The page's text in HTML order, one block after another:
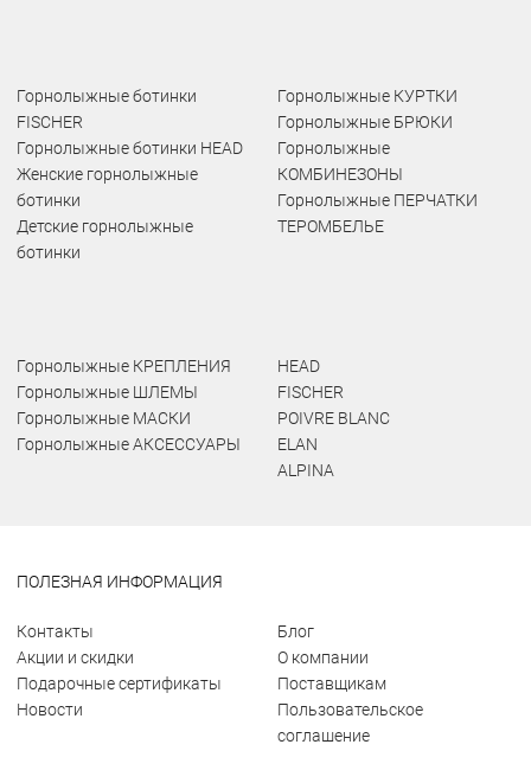
Горнолыжные ботинки
FISCHER
Горнолыжные ботинки HEAD
Женские горнолыжные
ботинки
Детские горнолыжные
ботинки
Горнолыжные КУРТКИ
Горнолыжные БРЮКИ
Горнолыжные
КОМБИНЕЗОНЫ
Горнолыжные ПЕРЧАТКИ
ТЕРОМБЕЛЬЕ
Горнолыжные КРЕПЛЕНИЯ
Горнолыжные ШЛЕМЫ
Горнолыжные МАСКИ
Горнолыжные АКСЕССУАРЫ
HEAD
FISCHER
POIVRE BLANC
ELAN
ALPINA
ПОЛЕЗНАЯ ИНФОРМАЦИЯ
Контакты
Акции и скидки
Подарочные сертификаты
Новости
Блог
О компании
Поставщикам
Пользовательское
соглашение